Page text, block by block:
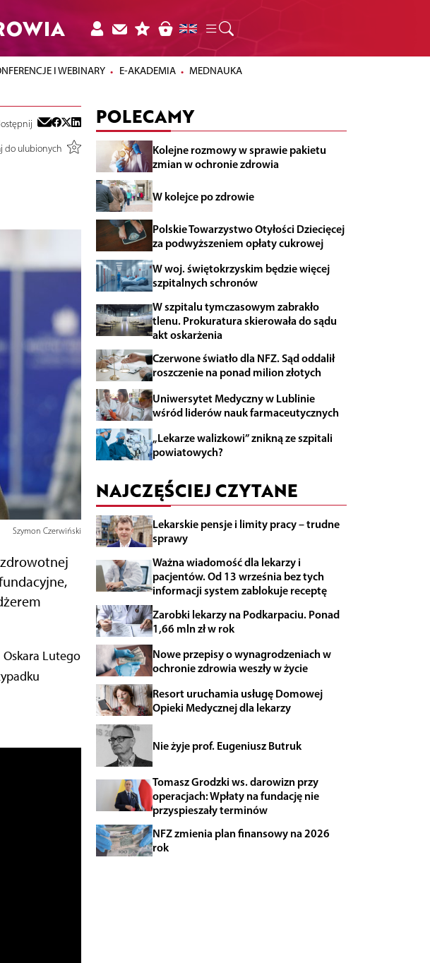
I WEBINARY E-AKADEMIA MEDNAUKA
do ulubionych
Szymon Czerwiński
POLECAMY
Kolejne rozmowy w sprawie pakietu
zmian w ochronie zdrowia
W kolejce po zdrowie
Polskie Towarzystwo Otyłości Dziecięcej
za podwyższeniem opłaty cukrowej
W woj. świętokrzyskim będzie więcej
szpitalnych schronów
W szpitalu tymczasowym zabrakło
tlenu. Prokuratura skierowała do sądu
akt oskarżenia
Czerwone światło dla NFZ. Sąd oddalił
roszczenie na ponad milion złotych
Uniwersytet Medyczny w Lublinie
wśród liderów nauk farmaceutycznych
„Lekarze walizkowi” znikną ze szpitali
powiatowych?
NAJCZĘŚCIEJ CZYTANE
Lekarskie pensje i limity pracy – trudne
sprawy
Ważna wiadomość dla lekarzy i
pacjentów. Od 13 września bez tych
informacji system zablokuje receptę
Zarobki lekarzy na Podkarpaciu. Ponad
1,66 mln zł w rok
Nowe przepisy o wynagrodzeniach w
ochronie zdrowia weszły w życie
Resort uruchamia usługę Domowej
Opieki Medycznej dla lekarzy
Nie żyje prof. Eugeniusz Butruk
Tomasz Grodzki ws. darowizn przy
operacjach: Wpłaty na fundację nie
przyspieszały terminów
NFZ zmienia plan finansowy na 2026
rok